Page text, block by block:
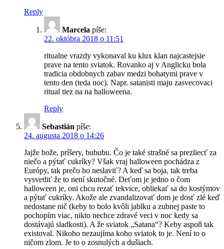
Reply
Marcela píše:
22. októbra 2018 o 11:51
ritualne vrazdy vykonaval ku klux klan najcastejsie
prave na tento sviatok. Rovanko aj v Anglicku bola
tradicia obdobnych zabav medzi bohatymi prave v
tento den (teda noc). Napr. satanisti maju zasvecovaci
ritual tiez na na halloweena.
Reply
Sebastián píše:
24. augusta 2018 o 14:26
Jajže bože, príšery, bububu. Čo je také strašné sa prezliecť za
niečo a pýtať cukríky? Však vraj halloween pochádza z
Európy, tak prečo ho neslaviť? A keď sa boja, tak treba
vysvetliť že to není skutočné. Deťom je jedno o čom
halloween je, oni chcu rezať tekvice, obliekať sa do kostýmov
a pýtať cukríky. Akože ale zvandalizovať dom je dosť zlé keď
nedostane nič (keby to bolo kvôli jablku a zubnej paste to
pochopím viac, nikto nechce zdravé veci v noc kedy sa
dostávajú sladkosti). A že sviatok „Satana“? Keby aspoň tak
existoval. Nikoho nezaujíma koho sviatok to je. Není to o
ničom zlom. Je to o zosnulých a dušiach.